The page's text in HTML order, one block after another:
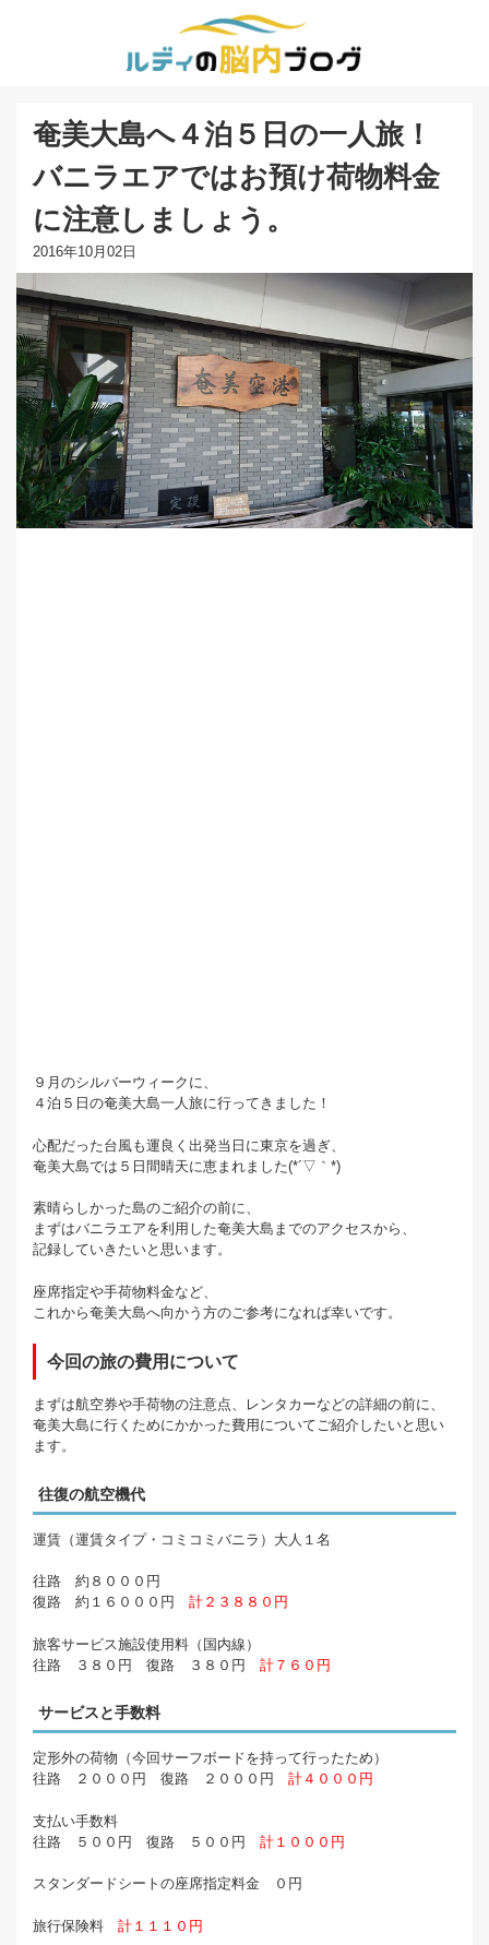
奄美大島へ４泊５日の一人旅！
バニラエアではお預け荷物料金
に注意しましょう。
2016年10月02日
９月のシルバーウィークに、
４泊５日の奄美大島一人旅に行ってきました！
心配だった台風も運良く出発当日に東京を過ぎ、
奄美大島では５日間晴天に恵まれました(*´▽｀*)
素晴らしかった島のご紹介の前に、
まずはバニラエアを利用した奄美大島までのアクセスから、
記録していきたいと思います。
座席指定や手荷物料金など、
これから奄美大島へ向かう方のご参考になれば幸いです。
今回の旅の費用について
まずは航空券や手荷物の注意点、レンタカーなどの詳細の前に、
奄美大島に行くためにかかった費用についてご紹介したいと思い
ます。
往復の航空機代
運賃（運賃タイプ・コミコミバニラ）大人１名
往路 約８０００円
復路 約１６０００円 計２３８８０円
旅客サービス施設使用料（国内線）
往路 ３８０円 復路 ３８０円 計７６０円
サービスと手数料
定形外の荷物（今回サーフボードを持って行ったため）
往路 ２０００円 復路 ２０００円 計４０００円
支払い手数料
往路 ５００円 復路 ５００円 計１０００円
スタンダードシートの座席指定料金 ０円
旅行保険料 計１１１０円